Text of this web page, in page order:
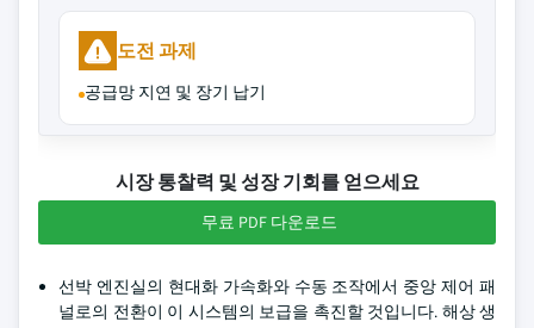
도전 과제
공급망 지연 및 장기 납기
시장 통찰력 및 성장 기회를 얻으세요
무료 PDF 다운로드
선박 엔진실의 현대화 가속화와 수동 조작에서 중앙 제어 패
널로의 전환이 이 시스템의 보급을 촉진할 것입니다. 해상 생